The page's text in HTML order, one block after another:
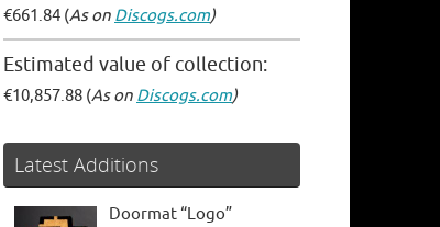
€661.84 (As on Discogs.com)
Estimated value of collection:
€10,857.88 (As on Discogs.com)
Latest Additions
Doormat “Logo”